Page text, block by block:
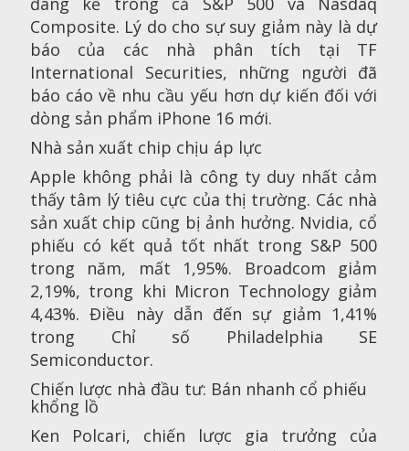
Composite. Lý do cho sự suy giảm này là dự
báo của các nhà phân tích tại TF
International Securities, những người đã
báo cáo về nhu cầu yếu hơn dự kiến đối với
dòng sản phẩm iPhone 16 mới.
Nhà sản xuất chip chịu áp lực
Apple không phải là công ty duy nhất cảm
thấy tâm lý tiêu cực của thị trường. Các nhà
sản xuất chip cũng bị ảnh hưởng. Nvidia, cổ
phiếu có kết quả tốt nhất trong S&P 500
trong năm, mất 1,95%. Broadcom giảm
2,19%, trong khi Micron Technology giảm
4,43%. Điều này dẫn đến sự giảm 1,41%
trong Chỉ số Philadelphia SE
Semiconductor.
Chiến lược nhà đầu tư: Bán nhanh cổ phiếu
khổng lồ
Ken Polcari, chiến lược gia trưởng của